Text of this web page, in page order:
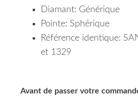
Diamant: Générique
Pointe: Sphérique
Référence identique:
et 1329
Avant de passer votre